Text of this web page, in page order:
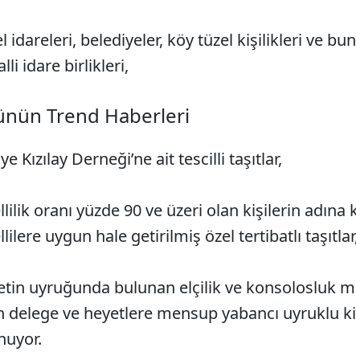
idareleri, belediyeler, köy tüzel kişilikleri ve
idare birlikleri,
Trend Haberleri
00:02 / 09:08
Kızılay Derneği’ne ait tescilli taşıtlar,
oranı yüzde 90 ve üzeri olan kişilerin adına
uygun hale getirilmiş özel tertibatlı
uyruğunda bulunan elçilik ve konsolosluk
delege ve heyetlere mensup yabancı uyruklu